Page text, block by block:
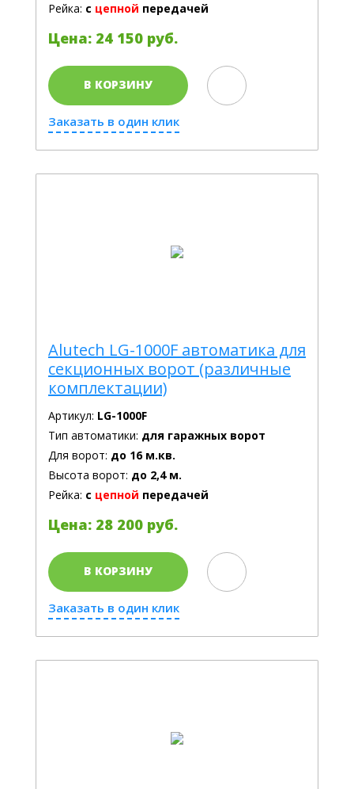
Рейка: с цепной передачей
Цена: 24 150 руб.
В КОРЗИНУ
Заказать в один клик
Alutech LG-1000F автоматика для
секционных ворот (различные
комплектации)
Артикул: LG-1000F
Тип автоматики: для гаражных ворот
Для ворот: до 16 м.кв.
Высота ворот: до 2,4 м.
Рейка: с цепной передачей
Цена: 28 200 руб.
В КОРЗИНУ
Заказать в один клик